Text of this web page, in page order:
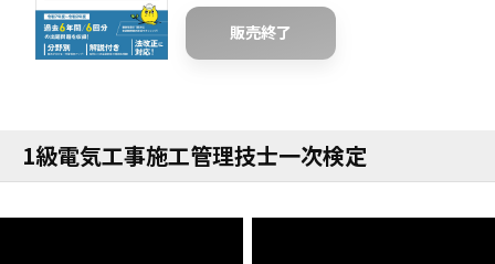
販売終了
1級電気工事施工管理技士一次検定